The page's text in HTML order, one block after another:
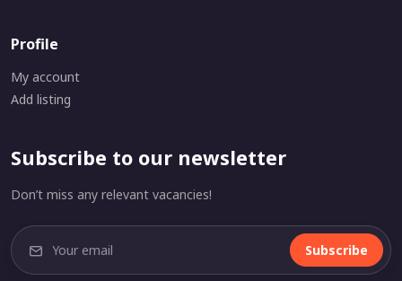
Profile
My account
Add listing
Subscribe to our newsletter
Don’t miss any relevant vacancies!
Subscribe